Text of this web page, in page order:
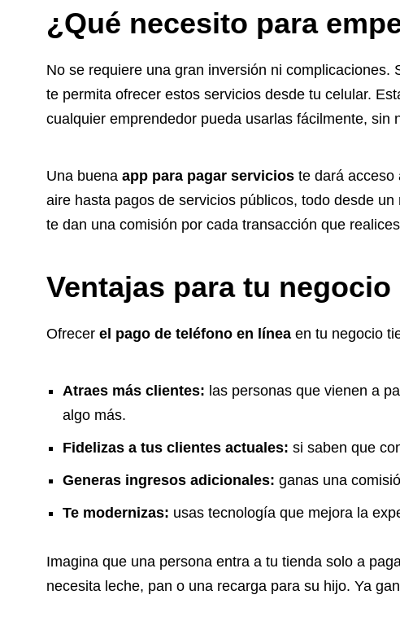
¿Qué necesito para
No se requiere una gran inversión ni complicaciones.
te permita ofrecer estos servicios desde tu celular.
cualquier emprendedor pueda usarlas fácilmente, sin
Una buena app para pagar servicios te dará acceso
aire hasta pagos de servicios públicos, todo desde
te dan una comisión por cada transacción que
Ventajas para tu negocio
Ofrecer el pago de teléfono en línea en tu negocio
Atraes más clientes: las personas que vienen a
algo más.
Fidelizas a tus clientes actuales: si saben que
Generas ingresos adicionales: ganas una
Te modernizas: usas tecnología que mejora la
Imagina que una persona entra a tu tienda solo a
necesita leche, pan o una recarga para su hijo. Ya